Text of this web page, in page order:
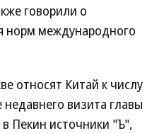
говорили о
норм международного
относят Китай к числу
визита главы
Пекин источники "Ъ",